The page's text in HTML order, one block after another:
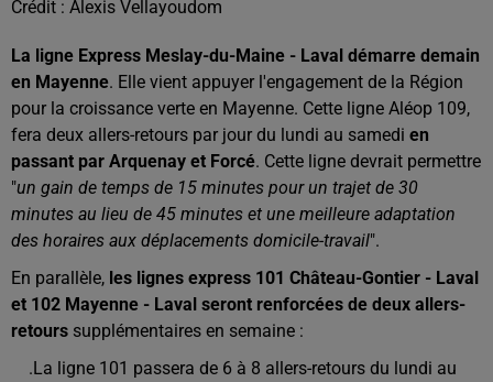
Crédit : Alexis Vellayoudom
La ligne Express Meslay-du-Maine - Laval démarre demain
en Mayenne. Elle vient appuyer l'engagement de la Région
pour la croissance verte en Mayenne. Cette ligne Aléop 109,
fera deux allers-retours par jour du lundi au samedi en
passant par Arquenay et Forcé. Cette ligne devrait permettre
"un gain de temps de 15 minutes pour un trajet de 30
minutes au lieu de 45 minutes et une meilleure adaptation
des horaires aux déplacements domicile-travail".
En parallèle, les lignes express 101 Château-Gontier - Laval
et 102 Mayenne - Laval seront renforcées de deux allers-
retours supplémentaires en semaine :
.La ligne 101 passera de 6 à 8 allers-retours du lundi au